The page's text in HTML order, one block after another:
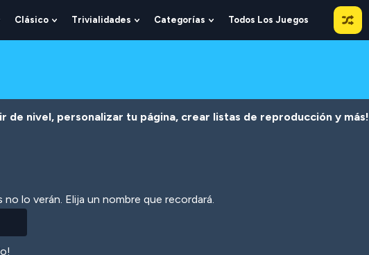
Show
Clásico
Show
Submenu
Trivialidades
Show
Submenu
Categorías
Show
Submenu
Todos Los Juegos
de nivel, personalizar tu página, crear listas de reproducción y más!
lo verán. Elija un nombre que recordará.